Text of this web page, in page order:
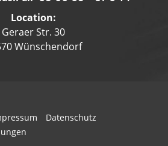
Location:
Geraer Str. 30
Wünschendorf
Datenschutz